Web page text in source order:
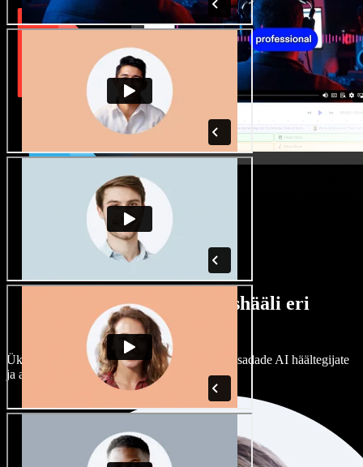
Lai valik mees- ja naishääli eri
aktsentidega
Ükski projekt ei pea kõlama ühtemoodi. Vali sadade AI häältegijate
ja aktsentide hulgast ning kohanda neid.